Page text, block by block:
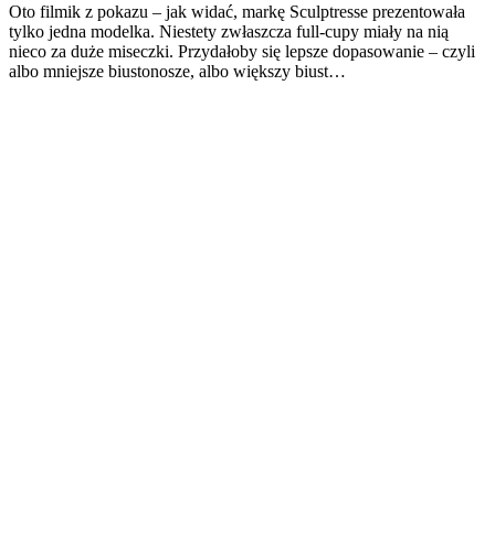
Oto filmik z pokazu – jak widać, markę Sculptresse prezentowała
tylko jedna modelka. Niestety zwłaszcza full-cupy miały na nią
nieco za duże miseczki. Przydałoby się lepsze dopasowanie – czyli
albo mniejsze biustonosze, albo większy biust…